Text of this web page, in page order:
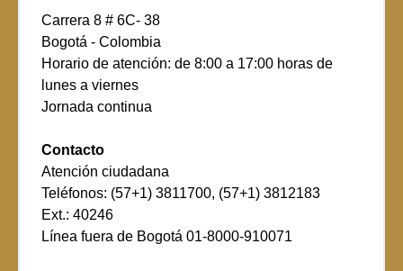
Carrera 8 # 6C- 38
Bogotá - Colombia
Horario de atención: de 8:00 a 17:00 horas de
lunes a viernes
Jornada continua
Contacto
Atención ciudadana
Teléfonos: (57+1) 3811700, (57+1) 3812183
Ext.: 40246
Línea fuera de Bogotá 01-8000-910071